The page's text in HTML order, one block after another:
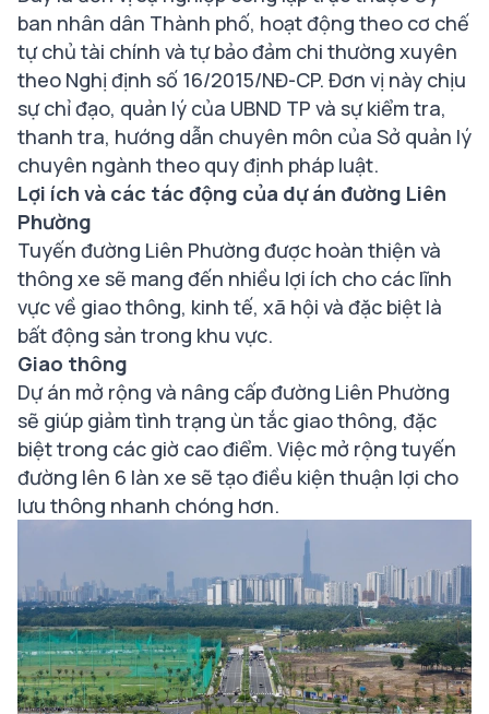
ban nhân dân Thành phố, hoạt động theo cơ chế
tự chủ tài chính và tự bảo đảm chi thường xuyên
theo Nghị định số 16/2015/NĐ-CP. Đơn vị này chịu
sự chỉ đạo, quản lý của UBND TP và sự kiểm tra,
thanh tra, hướng dẫn chuyên môn của Sở quản lý
chuyên ngành theo quy định pháp luật.
Lợi ích và các tác động của dự án đường Liên
Phường
Tuyến đường Liên Phường được hoàn thiện và
thông xe sẽ mang đến nhiều lợi ích cho các lĩnh
vực về giao thông, kinh tế, xã hội và đặc biệt là
bất động sản trong khu vực.
Giao thông
Dự án mở rộng và nâng cấp đường Liên Phường
sẽ giúp giảm tình trạng ùn tắc giao thông, đặc
biệt trong các giờ cao điểm. Việc mở rộng tuyến
đường lên 6 làn xe sẽ tạo điều kiện thuận lợi cho
lưu thông nhanh chóng hơn.